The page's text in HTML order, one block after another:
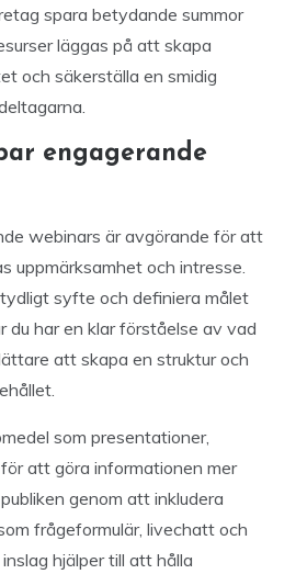
spara betydande summor
läggas på att skapa
och säkerställa en smidig
engagerande
webinars är avgörande för att
uppmärksamhet och intresse.
syfte och definiera målet
du har en klar förståelse av vad
att skapa en struktur och
som presentationer,
att göra informationen mer
genom att inkludera
frågeformulär, livechatt och
hjälper till att hålla